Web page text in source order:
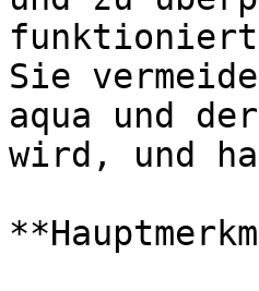
Sie
aqua und
wird, und